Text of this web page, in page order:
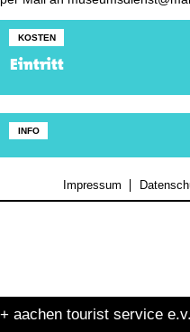
KOSTEN
Eintritt
INFO
Impressum
+ aachen tourist service e.v.